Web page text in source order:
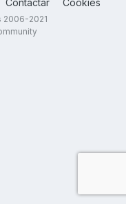
Contactar Cookies
2006-2021